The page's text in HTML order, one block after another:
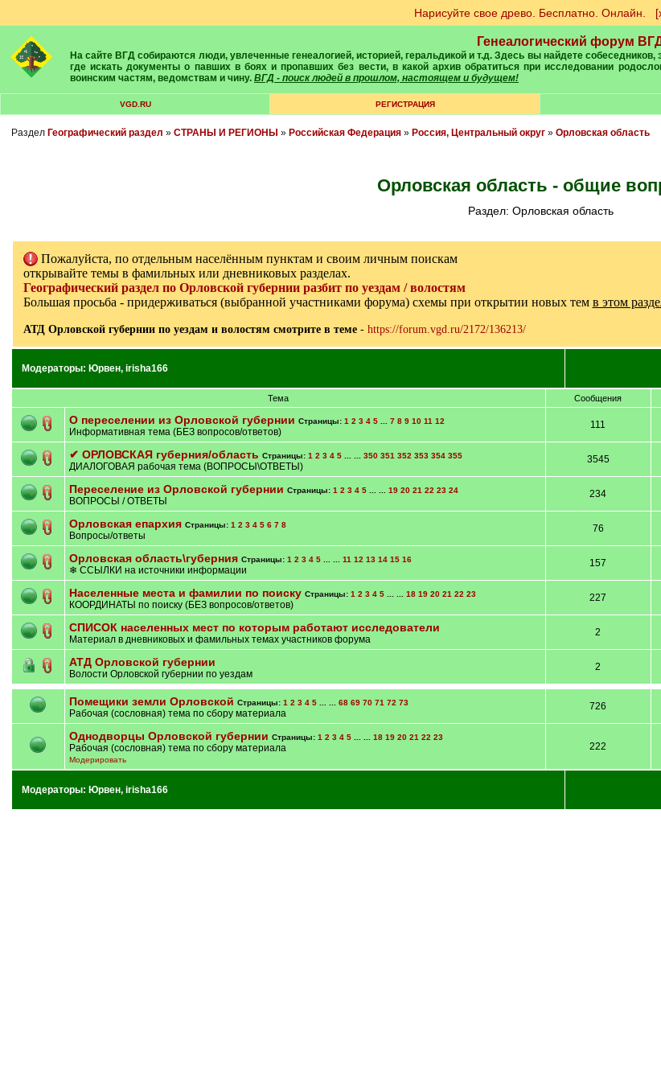
Нарисуйте свое древо. Бесплатно. Онлайн.
Генеалогический форум
На сайте ВГД собираются люди, увлеченные генеалогией, историей, геральдикой и т.д. Здесь вы найдете собеседников, экспертов, умелых помощников в поисках предков и родственников. Вам подскажут
где искать документы о павших в боях и пропавших без вести, в какой архив обратиться при исследовании
воинским частям, ведомствам и чину. ВГД - поиск людей в прошлом, настоящем и будущем!
VGD.RU РЕГИСТРАЦИЯ
Раздел Географический раздел » СТРАНЫ И РЕГИОНЫ » Российская Федерация» Россия, Центральный округ» Орловская область
Орловская область - общие
Раздел: Орловская область
Пожалуйста, по отдельным населённым пунктам и своим личным поискам
открывайте темы в фамильных или дневниковых разделах.
Географический раздел по Орловской губернии разбит по уездам / волостям
Большая просьба - придерживаться (выбранной участниками форума) схемы при открытии новых тем в этом
АТД Орловской губернии по уездам и волостям смотрите в теме- https://forum.vgd.ru/2172/136213/
Модераторы: Юрвен, irisha166
Тема Сообщения
О переселении из Орловской губернии Страницы: 1 2 3 4 5... 7 8 9 10 11 12
Информативная тема (БЕЗ вопросов/ответов)
111
✔ ОРЛОВСКАЯ губерния/область Страницы: 1 2 3 4 5... ... 350 351 352 353 354 355
ДИАЛОГОВАЯ рабочая тема (ВОПРОСЫ\ОТВЕТЫ)
3545
Переселение из Орловской губернии Страницы: 1 2 3 4 5... ... 19 20 21 22 23 24
ВОПРОСЫ / ОТВЕТЫ
234
Орловская епархия Страницы: 1 2 3 4 5 6 7 8
Вопросы/ответы
76
Орловская область\губерния Страницы: 1 2 3 4 5... ... 11 12 13 14 15 16
❄ ССЫЛКИ на источники информации
157
Населенные места и фамилии по поиску Страницы: 1 2 3 4 5... ... 18 19 20 21 22 23
КООРДИНАТЫ по поиску (БЕЗ вопросов/ответов)
227
СПИСОК населенных мест по которым работают исследователи
Материал в дневниковых и фамильных темах участников форума
2
АТД Орловской губернии
Волости Орловской губернии по уездам
2
Помещики земли Орловской Страницы: 1 2 3 4 5... ... 68 69 70 71 72 73
Рабочая (сословная) тема по сбору материала
726
Однодворцы Орловской губернии Страницы: 1 2 3 4 5... ... 18 19 20 21 22 23
Рабочая (сословная) тема по сбору материала
Модерировать
222
Модераторы: Юрвен, irisha166